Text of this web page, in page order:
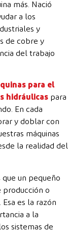
más. Nació
a los
y
de cobre y
del trabajo
para el
hidráulicas para
En cada
y doblar con
máquinas
la realidad del
que un pequeño
o
es la razón
a la
sistemas de